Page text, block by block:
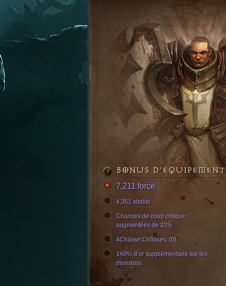
BONUS D’ÉQUIPEMENT
7,211 force
4,351 vitalité
Chances de coup critique
augmentées de 32%
4Châsse:Châsses; (0)
140% d’or supplémentaire sur les
monstres